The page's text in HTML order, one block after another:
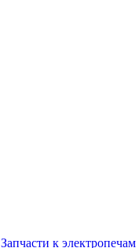
Запчасти к электропечам